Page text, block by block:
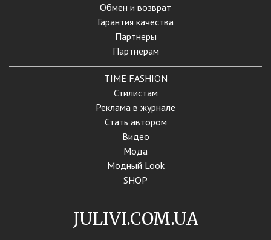
Обмен и возврат
Гарантия качества
Партнеры
Партнерам
TIME FASHION
Стилистам
Реклама в журнале
Стать автором
Видео
Мода
Модный Look
SHOP
JULIVI.COM.UA